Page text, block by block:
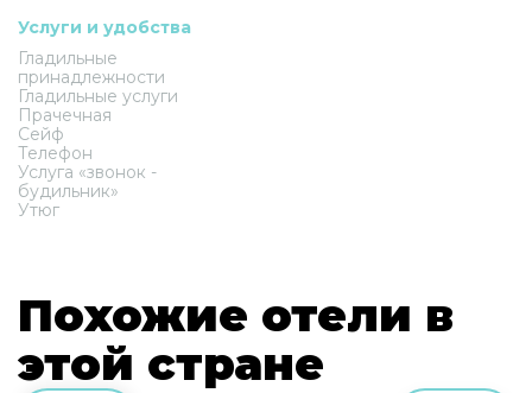
Услуги и удобства
Гладильные
принадлежности
Гладильные услуги
Прачечная
Сейф
Телефон
Услуга «звонок -
будильник»
Утюг
Похожие отели в
этой стране